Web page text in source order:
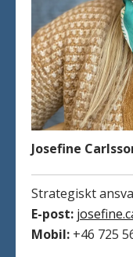
Josefine
Strategiskt
E-post:
Mobil: +46 725